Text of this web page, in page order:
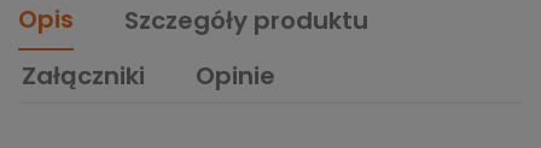
Opis
Szczegóły produktu
Załączniki
Opinie